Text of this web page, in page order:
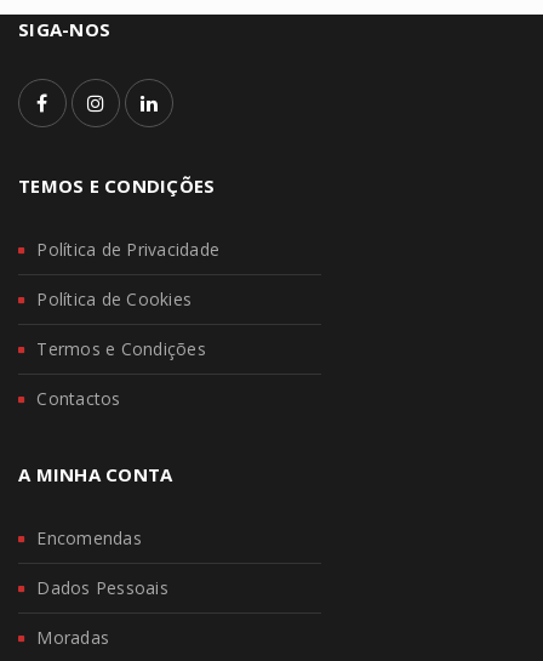
SIGA-NOS
TEMOS E CONDIÇÕES
Política de Privacidade
Política de Cookies
Termos e Condições
Contactos
A MINHA CONTA
Encomendas
Dados Pessoais
Moradas